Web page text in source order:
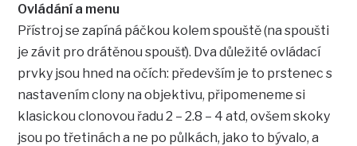
Ovládání a menu
Přístroj se zapíná páčkou kolem spouště (na spoušti
je závit pro drátěnou spoušť). Dva důležité ovládací
prvky jsou hned na očích: především je to prstenec s
nastavením clony na objektivu, připomeneme si
klasickou clonovou řadu 2 – 2.8 – 4 atd, ovšem skoky
jsou po třetinách a ne po půlkách, jako to bývalo, a